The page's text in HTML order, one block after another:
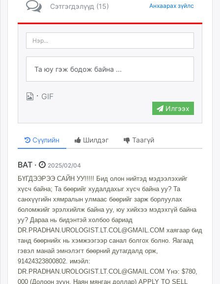
Сэтгэгдэлүүд (15) Анхаарах зүйлс
· GIF
Илгээх
Сүүлийн Шилдэг Таагүй
BAT ·
2025/02/04
БҮГДЭЭРЭЭ САЙН УУ!!!!! Бид олон нийтэд мэдээлэхийг
хүсч байна; Та бөөрийг худалдахыг хүсч байна уу? Та
санхүүгийн хямралын улмаас бөөрийг зарж борлуулах
боломжийг эрэлхийлж байна уу, юу хийхээ мэдэхгүй байна
уу? Дараа нь бидэнтэй холбоо бариад
DR.PRADHAN.UROLOGIST.LT.COL@GMAIL.COM хаягаар бид
танд бөөрнийх нь хэмжээгээр санал болгох болно. Яагаад
гэвэл манай эмнэлэгт бөөрний дутагдалд орж,
91424323800802. имэйл:
DR.PRADHAN.UROLOGIST.LT.COL@GMAIL.COM Yнэ: $780,
000 (Долоон зуун, Наян мянган доллар) APPLY TO SELL